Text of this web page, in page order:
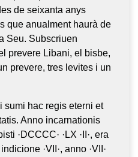
de seixanta anys
que anualment haurà de
Seu. Subscriuen
prevere Libani, el bisbe,
prevere, tres levites i un
sumi hac regis eterni et
Anno incarnationis
·DCCCC· ·LX ·II·, era
·VII·, anno ·VII·